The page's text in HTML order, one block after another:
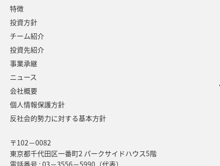
特徴
投資方針
チーム紹介
投資先紹介
事業承継
ニュース
会社概要
個人情報保護方針
反社会的勢力に対する基本方針
〒102－0082
東京都千代田区一番町2 パークサイドハウス5階
電話番号 : 03－3556－5990（代表）